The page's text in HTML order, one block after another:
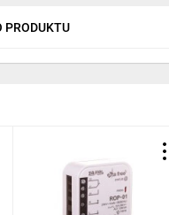
PRODUKTU